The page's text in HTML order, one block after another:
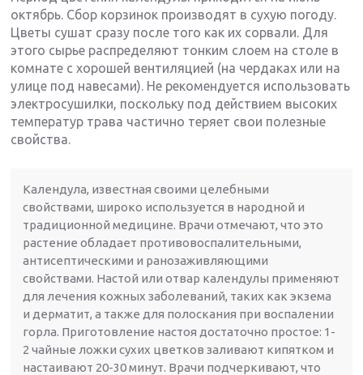
октябрь. Сбор корзинок производят в сухую погоду.
Цветы сушат сразу после того как их сорвали. Для
этого сырье распределяют тонким слоем на столе в
комнате с хорошей вентиляцией (на чердаках или на
улице под навесами). Не рекомендуется использовать
электросушилки, поскольку под действием высоких
температур трава частично теряет свои полезные
свойства.
Календула, известная своими целебными
свойствами, широко используется в народной и
традиционной медицине. Врачи отмечают, что это
растение обладает противовоспалительными,
антисептическими и ранозаживляющими
свойствами. Настой или отвар календулы применяют
для лечения кожных заболеваний, таких как экзема
и дерматит, а также для полоскания при воспалении
горла. Приготовление настоя достаточно простое: 1-
2 чайные ложки сухих цветков заливают кипятком и
настаивают 20-30 минут. Врачи подчеркивают, что